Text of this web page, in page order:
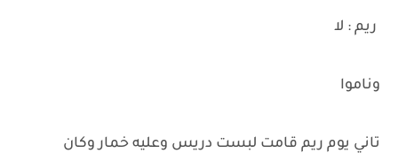
ريم : لا
وناموا
تاني يوم ريم قامت لبست دريس وعليه خمار وكان